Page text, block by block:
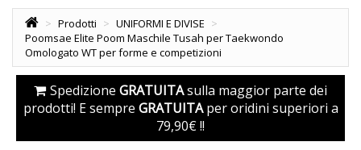
> Prodotti > UNIFORMI E DIVISE >
Poomsae Elite Poom Maschile Tusah per Taekwondo
Omologato WT per forme e competizioni
Spedizione GRATUITAsulla maggior parte dei
prodotti! E sempre GRATUITAper oridini superiori a
79,90€ !!